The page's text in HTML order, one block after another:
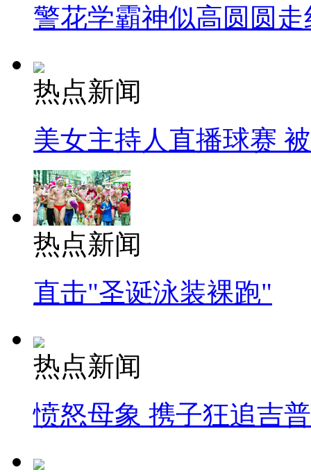
警花学霸神似高圆圆走
热点新闻
美女主持人直播球赛
热点新闻
直击"圣诞泳装裸跑"
热点新闻
愤怒母象 携子狂追吉